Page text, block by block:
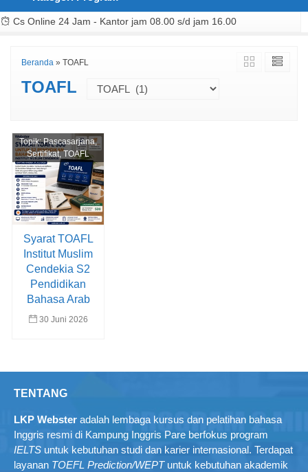
Cs Online 24 Jam - Kantor jam 08.00 s/d jam 16.00
Beranda » TOAFL
TOAFL
Topik:Pascasarjana,
Sertifikat,TOAFL
Syarat TOAFL
Institut Muslim
Cendekia S2
Pendidikan
Bahasa Arab
30 Juni 2026
TENTANG
LKP Webster adalah lembaga kursus dan pelatihan bahasa
Inggris resmi di Kampung Inggris Pare berfokus program
IELTS untuk kebutuhan studi dan karier internasional. Terdapat
layanan TOEFL Prediction/WEPTuntuk kebutuhan akademik